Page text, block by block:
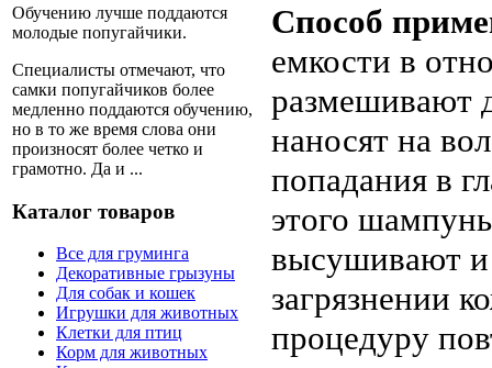
Обучению лучше поддаются
молодые попугайчики.
Специалисты отмечают, что
самки попугайчиков более
медленно поддаются обучению,
но в то же время слова они
произносят более четко и
грамотно. Да и ...
Каталог товаров
Все для груминга
Декоративные грызуны
Для собак и кошек
Игрушки для животных
Клетки для птиц
Корм для животных
Способ
емкости в
размешивают
наносят на
попадания в
этого
высушивают и
загрязнении
процедуру